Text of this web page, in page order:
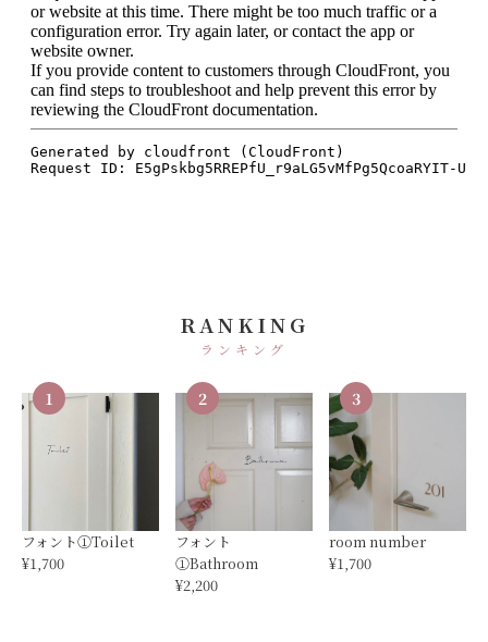
RANKING
ランキング
1
フォント①Toilet
¥1,700
2
フォント
①Bathroom
¥2,200
3
room number
¥1,700